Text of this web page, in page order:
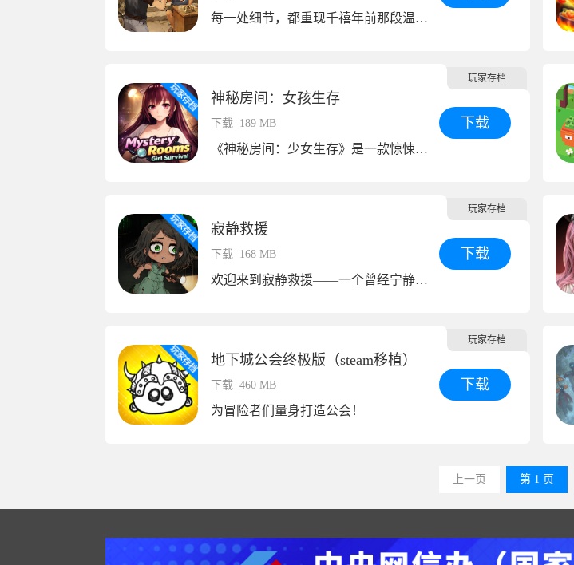
每一处细节，都重现千禧年前那段温柔的旧时光。
神秘房间：女孩生存
下载 189 MB
《神秘房间：少女生存》是一款惊悚恐怖冒险游戏，你将扮演一名被困在神秘莫测的房子里的女学生。
下载
玩家存档
寂静救援
下载 168 MB
欢迎来到寂静救援——一个曾经宁静祥和的小镇，如今却被怪物吞噬。
下载
玩家存档
地下城公会终极版（steam移植）
下载 460 MB
为冒险者们量身打造公会！
下载
玩家存档
上一页 第 1 页